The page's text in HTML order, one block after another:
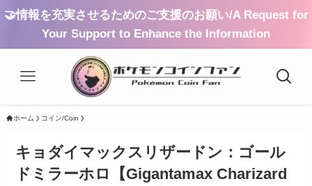
🤝情報を充実させるためのご支援のお願い/A Request for
Your Support to Enhance the Information
ホーム コイン/Coin
キョダイマックスリザードン：ゴール
ドミラーホロ【Gigantamax Charizard